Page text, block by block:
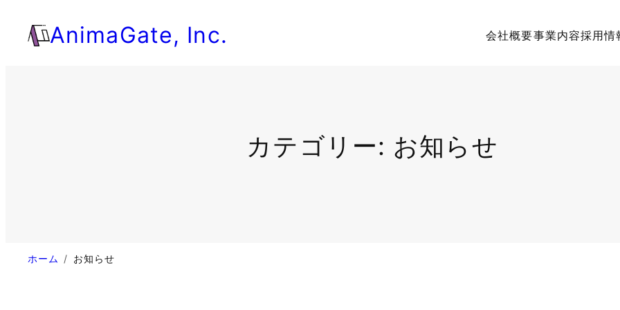
AnimaGate, Inc. 会社概要事業内容採用情
カテゴリー: お知らせ
ホーム お知らせ